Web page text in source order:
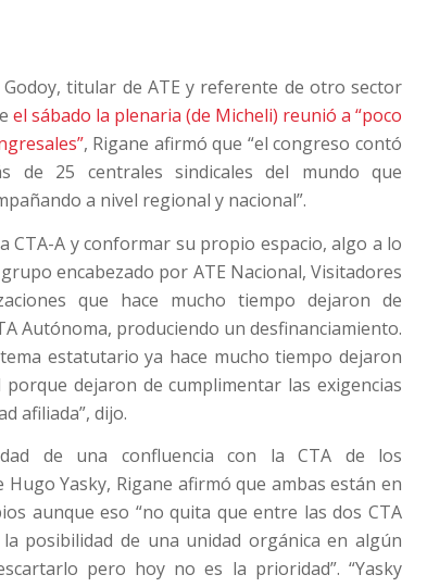
titular de ATE y referente de otro sector
el sábado la plenaria (de Micheli) reunió a “poco
, Rigane afirmó que “el congreso contó
de 25 centrales sindicales del mundo que
a nivel regional y nacional”.
CTA-A y conformar su propio espacio, algo a lo
encabezado por ATE Nacional, Visitadores
que hace mucho tiempo dejaron de
Autónoma, produciendo un desfinanciamiento.
estatutario ya hace mucho tiempo dejaron
dejaron de cumplimentar las exigencias
afiliada”, dijo.
de una confluencia con la CTA de los
Yasky, Rigane afirmó que ambas están en
aunque eso “no quita que entre las dos CTA
posibilidad de una unidad orgánica en algún
pero hoy no es la prioridad”. “Yasky